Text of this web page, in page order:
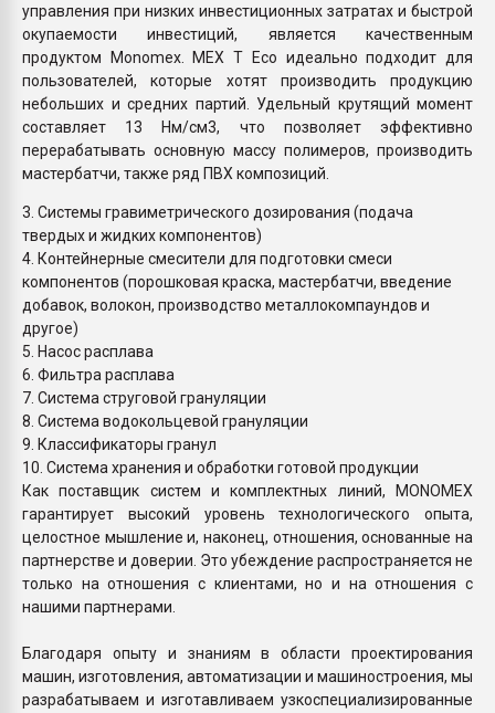
управления при низких инвестиционных затратах и быстрой
окупаемости инвестиций, является качественным
продуктом Monomex. MEX T Eco идеально подходит для
пользователей, которые хотят производить продукцию
небольших и средних партий. Удельный крутящий момент
составляет 13 Нм/см3, что позволяет эффективно
перерабатывать основную массу полимеров, производить
мастербатчи, также ряд ПВХ композиций.
3. Системы гравиметрического дозирования (подача
твердых и жидких компонентов)
4. Контейнерные смесители для подготовки смеси
компонентов (порошковая краска, мастербатчи, введение
добавок, волокон, производство металлокомпаундов и
другое)
5. Насос расплава
6. Фильтра расплава
7. Система струговой грануляции
8. Система водокольцевой грануляции
9. Классификаторы гранул
10. Система хранения и обработки готовой продукции
Как поставщик систем и комплектных линий, MONOMEX
гарантирует высокий уровень технологического опыта,
целостное мышление и, наконец, отношения, основанные на
партнерстве и доверии. Это убеждение распространяется не
только на отношения с клиентами, но и на отношения с
нашими партнерами.
Благодаря опыту и знаниям в области проектирования
машин, изготовления, автоматизации и машиностроения, мы
разрабатываем и изготавливаем узкоспециализированные